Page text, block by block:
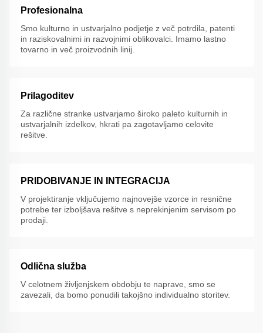
Profesionalna
Smo kulturno in ustvarjalno podjetje z več potrdila, patenti
in raziskovalnimi in razvojnimi oblikovalci. Imamo lastno
tovarno in več proizvodnih linij.
Prilagoditev
Za različne stranke ustvarjamo široko paleto kulturnih in
ustvarjalnih izdelkov, hkrati pa zagotavljamo celovite
rešitve.
PRIDOBIVANJE IN INTEGRACIJA
V projektiranje vključujemo najnovejše vzorce in resnične
potrebe ter izboljšava rešitve s neprekinjenim servisom po
prodaji.
Odlična služba
V celotnem življenjskem obdobju te naprave, smo se
zavezali, da bomo ponudili takojšno individualno storitev.